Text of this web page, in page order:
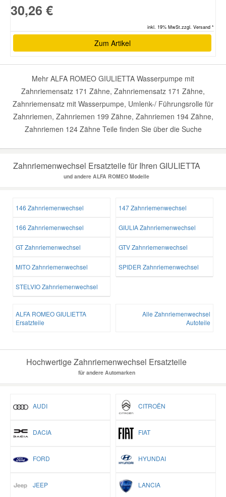
30,26 €
inkl. 19% MwSt.zzgl. Versand *
Zum Artikel
Mehr ALFA ROMEO GIULIETTA Wasserpumpe mit
Zahnriemensatz 171 Zähne, Zahnriemensatz 171 Zähne,
Zahnriemensatz mit Wasserpumpe, Umlenk-/ Führungsrolle für
Zahnriemen, Zahnriemen 199 Zähne, Zahnriemen 194 Zähne,
Zahnriemen 124 Zähne Teile finden Sie über die Suche
Zahnriemenwechsel Ersatzteile für Ihren GIULIETTA
und andere ALFA ROMEO Modelle
146 Zahnriemenwechsel 147 Zahnriemenwechsel
166 Zahnriemenwechsel GIULIA Zahnriemenwechsel
GT Zahnriemenwechsel GTV Zahnriemenwechsel
MITO Zahnriemenwechsel SPIDER Zahnriemenwechsel
STELVIO Zahnriemenwechsel
ALFA ROMEO GIULIETTA
Ersatzteile
Alle Zahnriemenwechsel
Autoteile
Hochwertige Zahnriemenwechsel Ersatzteile
für andere Automarken
AUDI CITROËN
DACIA FIAT
FORD HYUNDAI
JEEP LANCIA